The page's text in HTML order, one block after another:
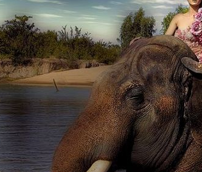
Афины
Киев
Лондон
Анджелес
Москва